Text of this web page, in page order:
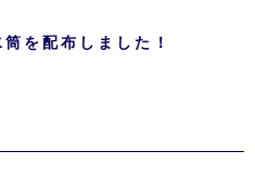
を配布しました！